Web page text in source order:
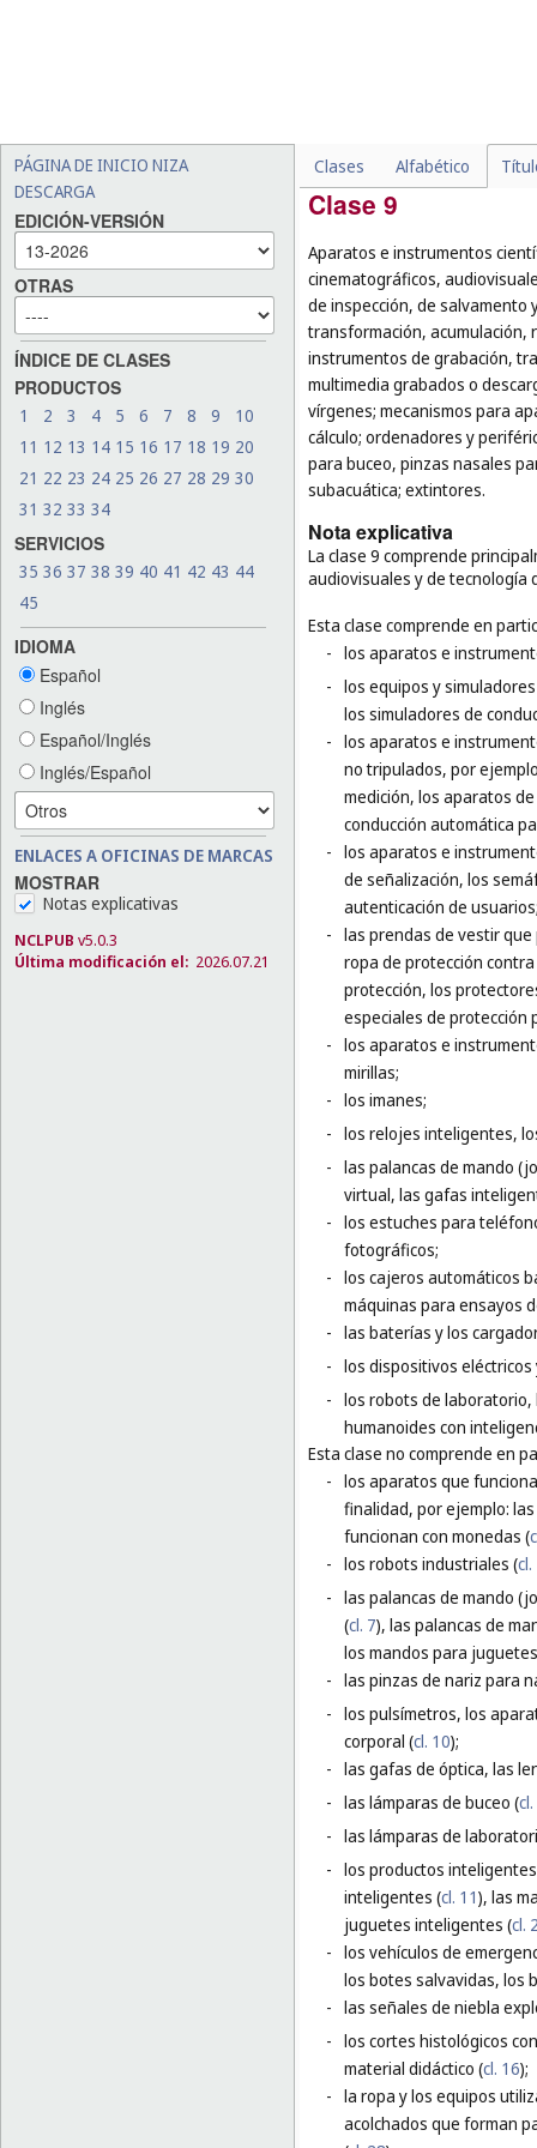
PÁGINA DE INICIO NIZA
DESCARGA
EDICIÓN-VERSIÓN
OTRAS
ÍNDICE DE CLASES
PRODUCTOS
1 2 3 4 5 6 7 8 9
10
11 12 13 14 15 16 17 18 19 20
21 22 23 24 25 26 27 28 29 30
31 32 33 34
SERVICIOS
35 36 37 38 39 40 41 42 43 44
45
IDIOMA
Español
Inglés
Español/Inglés
Inglés/Español
ENLACES A OFICINAS DE MARCAS
MOSTRAR
Notas explicativas
NCLPUB v5.0.3
Última modificación el: 2026.07.21
Clases Alfabético
las armas de esgrima (cl.
Clase 9
Aparatos e instrumentos
cinematográficos,
de inspección, de salvamento
transformación, acumulación,
instrumentos de grabación,
multimedia grabados o
vírgenes; mecanismos para
cálculo; ordenadores y
para buceo, pinzas nasales
subacuática; extintores.
Nota explicativa
La clase 9 comprende
audiovisuales y de tecnología
Esta clase comprende en
- los aparatos e
- los equipos y
los simuladores de
- los aparatos e
no tripulados, por
medición, los aparatos
conducción automática
- los aparatos e
de señalización, los
autenticación de
- las prendas de vestir
ropa de protección
protección, los
especiales de
- los aparatos e
mirillas;
- los imanes;
- los relojes inteligentes,
- las palancas de mando
virtual, las gafas
- los estuches para
fotográficos;
- los cajeros automáticos
máquinas para ensayos
- las baterías y los
- los dispositivos
- los robots de
humanoides con
Esta clase no comprende en
- los aparatos que
finalidad, por ejemplo:
funcionan con monedas (
- los robots industriales (cl.
- las palancas de mando
(cl. 7), las palancas de
los mandos para
- las pinzas de nariz para
- los pulsímetros, los
corporal (cl. 10);
- las gafas de óptica, las
- las lámparas de buceo (
- las lámparas de
- los productos
inteligentes (cl. 11), las
juguetes inteligentes (cl.
- los vehículos de
los botes salvavidas, los
- las señales de niebla
- los cortes histológicos
material didáctico (cl. 16);
- la ropa y los equipos
acolchados que forman